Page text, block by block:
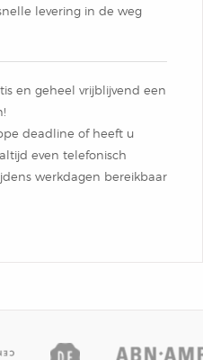
levering in de weg
en geheel vrijblijvend een
deadline of heeft u
even telefonisch
werkdagen bereikbaar